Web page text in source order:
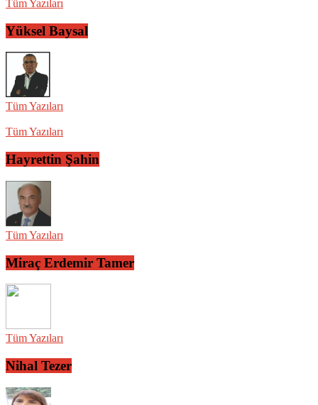
Tüm Yazıları
Yüksel Baysal
Tüm Yazıları
Tüm Yazıları
Hayrettin Şahin
Tüm Yazıları
Miraç Erdemir Tamer
Tüm Yazıları
Nihal Tezer